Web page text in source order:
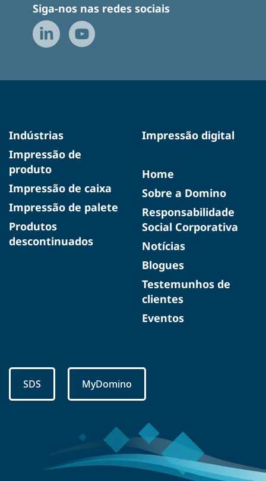
Siga-nos nas redes sociais
Indústrias
Impressão de
produto
Impressão de caixa
Impressão de palete
Produtos
descontinuados
Impressão digital
Home
Sobre a Domino
Responsabilidade
Social Corporativa
Notícias
Blogues
Testemunhos de
clientes
Eventos
SDS MyDomino